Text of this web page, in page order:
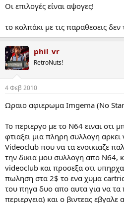
Οι επιλογές είναι αψογες!
το κολπάκι με τις παραθεσεις
phil_vr
RetroNuts!
4 Φεβ 2010
Ωραιο αφιερωμα Imgema (Νο
To περιεργο με το Ν64 ειναι οτι
φτιαξει μια πληρη συλλογη
Videoclub που να τα ενοικιαζε
την δικια μου συλλογη απο Ν64,
videoclub και προσεξα οτι
πωληση στα 2$ το ενα χυμα
του πηγα δυο απο αυτα για να
περιεργεια) και ο βιντεας